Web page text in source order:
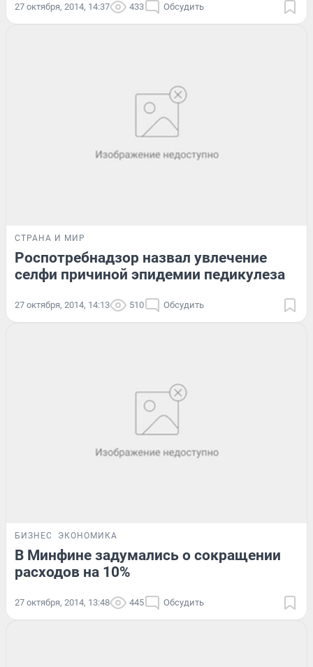
27 октября, 2014, 14:37 433 Обсудить
СТРАНА И МИР
Роспотребнадзор назвал увлечение
селфи причиной эпидемии педикулеза
27 октября, 2014, 14:13 510 Обсудить
БИЗНЕС ЭКОНОМИКА
В Минфине задумались о сокращении
расходов на 10%
27 октября, 2014, 13:48 445 Обсудить